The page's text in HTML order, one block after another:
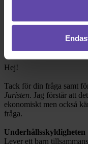
2018-04-22
Hej!
Tack för din fråga samt
Juristen. Jag förstår att
ekonomiskt men också
fråga.
Underhållsskyldigheten
Lever ett barn